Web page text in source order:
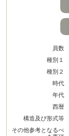
員数
種別１
種別２
時代
年代
西暦
構造及び形式等
その他参考となるべ